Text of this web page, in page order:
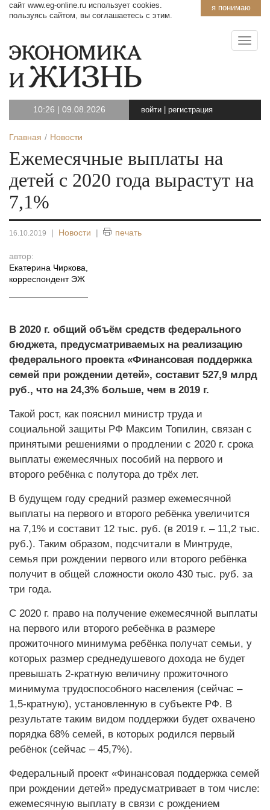
я понимаю
сайт www.eg-online.ru использует cookies.
пользуясь сайтом, вы соглашаетесь с этим.
10:26 | 09.08.2026 войти регистрация
Главная Новости
Ежемесячные выплаты на
детей с 2020 года вырастут на
7,1%
16.10.2019 | Новости | печать
автор:
Екатерина Чиркова
корреспондент ЭЖ
В 2020 г. общий объём средств федерального
бюджета, предусматриваемых на реализацию
федерального проекта «Финансовая поддержка
семей при рождении детей», составит 527,9 млрд
руб., что на 24,3% больше, чем в 2019 г.
Такой рост, как пояснил министр труда и
социальной защиты РФ Максим Топилин, связан с
принятыми решениями о продлении с 2020 г. срока
выплаты ежемесячных пособий на первого и
второго ребёнка с полутора до трёх лет.
В будущем году средний размер ежемесячной
выплаты на первого и второго ребёнка увеличится
на 7,1% и составит 12 тыс. руб. (в 2019 г. – 11,2 тыс.
руб.). Таким образом, подсчитали в Минтруде,
семья при рождении первого или второго ребёнка
получит в общей сложности около 430 тыс. руб. за
три года.
С 2020 г. право на получение ежемесячной выплаты
на первого или второго ребеёнка в размере
прожиточного минимума ребёнка получат семьи, у
которых размер среднедушевого дохода не будет
превышать 2-кратную величину прожиточного
минимума трудоспособного населения (сейчас –
1,5-кратную), установленную в субъекте РФ. В
результате таким видом поддержки будет охвачено
порядка 68% семей, в которых родился первый
ребёнок (сейчас – 45,7%).
Федеральный проект «Финансовая поддержка семей
при рождении детей» предусматривает в том числе:
ежемесячную выплату в связи с рождением